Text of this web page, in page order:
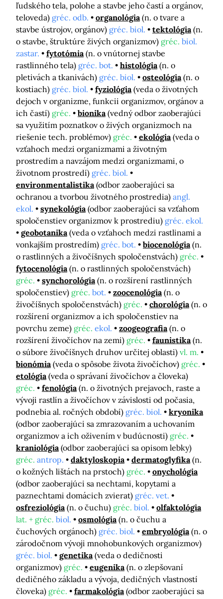
ľudského tela, polohe a stavbe jeho častí a orgánov,
teloveda) gréc. odb. organológia (n. o tvare a
stavbe ústrojov, orgánov) gréc. biol. tektológia (n.
o stavbe, štruktúre živých organizmov) gréc. biol.
zastar.
fytotómia (n. o vnútornej stavbe
rastlinného tela) gréc. bot. histológia (n. o
pletivách a tkanivách) gréc. biol. osteológia (n. o
kostiach) gréc. biol. fyziológia (veda o životných
dejoch v organizme, funkcii organizmov, orgánov a
ich častí) gréc. bionika (vedný odbor zaoberajúci
sa využitím poznatkov o živých organizmoch na
riešenie tech. problémov) gréc. ekológia (veda o
vzťahoch medzi organizmami a životným
prostredím a navzájom medzi organizmami, o
životnom prostredí) gréc. biol.
environmentalistika (odbor zaoberajúci sa
ochranou a tvorbou životného prostredia) angl.
ekol.
synekológia (odbor zaoberajúci sa vzťahom
spoločenstiev organizmov k prostrediu) gréc. ekol.
geobotanika (veda o vzťahoch medzi rastlinami a
vonkajším prostredím) gréc. bot. biocenológia (n.
o rastlinných a živočíšnych spoločenstvách) gréc.
fytocenológia (n. o rastlinných spoločenstvách)
gréc.
synchorológia (n. o rozšírení rastlinných
spoločenstiev) gréc. bot. zoocenológia (n. o
živočíšnych spoločenstvách) gréc. chorológia (n. o
rozšírení organizmov a ich spoločenstiev na
povrchu zeme) gréc. ekol. zoogeografia (n. o
rozšírení živočíchov na zemi) gréc. faunistika (n.
o súbore živočíšnych druhov určitej oblasti) vl. m.
bionómia (veda o spôsobe života živočíchov) gréc.
etológia (veda o správaní živočíchov a človeka)
gréc.
fenológia (n. o životných prejavoch, raste a
vývoji rastlín a živočíchov v závislosti od počasia,
podnebia al. ročných období) gréc. biol.
kryonika
(odbor zaoberajúci sa zmrazovaním a uchovaním
organizmov a ich oživením v budúcnosti) gréc.
kraniológia (odbor zaoberajúci sa opisom lebky)
gréc. antrop. daktyloskopia dermatoglyfika (n.
o kožných lištách na prstoch) gréc.
onychológia
(odbor zaoberajúci sa nechtami, kopytami a
paznechtami domácich zvierat) gréc. vet.
osfreziológia (n. o čuchu) gréc. biol.
olfaktológia
lat. + gréc. biol. osmológia (n. o čuchu a
čuchových orgánoch) gréc. biol. embryológia (n. o
zárodočnom vývoji mnohobunkových organizmov)
gréc. biol.
genetika (veda o dedičnosti
organizmov) gréc. eugenika (n. o zlepšovaní
dedičného základu a vývoja, dedičných vlastností
človeka) gréc. farmakológia (odbor zaoberajúci sa